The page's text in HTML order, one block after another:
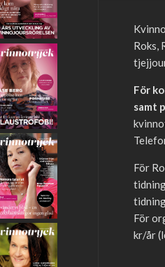
Roks,
För
samt
För
För
kr/år